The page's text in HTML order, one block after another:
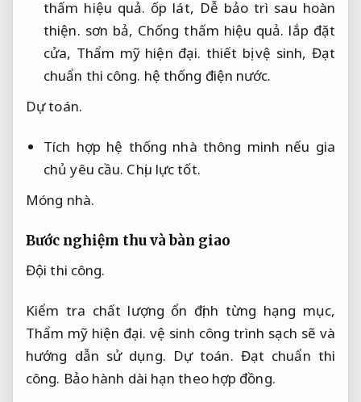
thấm hiệu quả. ốp lát, Dễ bảo trì sau hoàn
thiện. sơn bả, Chống thấm hiệu quả. lắp đặt
cửa, Thẩm mỹ hiện đại. thiết bị vệ sinh, Đạt
chuẩn thi công. hệ thống điện nước.
Dự toán.
Tích hợp hệ thống nhà thông minh nếu gia
chủ yêu cầu. Chịu lực tốt.
Móng nhà.
Bước nghiệm thu và bàn giao
Đội thi công.
Kiểm tra chất lượng ổn định từng hạng mục,
Thẩm mỹ hiện đại. vệ sinh công trình sạch sẽ và
hướng dẫn sử dụng. Dự toán. Đạt chuẩn thi
công. Bảo hành dài hạn theo hợp đồng.